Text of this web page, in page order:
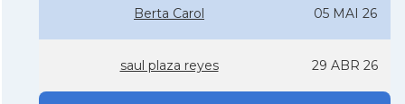
Berta Carol 05 MAI 26
saul plaza reyes 29 ABR 26